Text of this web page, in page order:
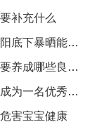
补充什么
下暴晒能除甲醛吗
成哪些良好习惯
一名优秀员工
害宝宝健康